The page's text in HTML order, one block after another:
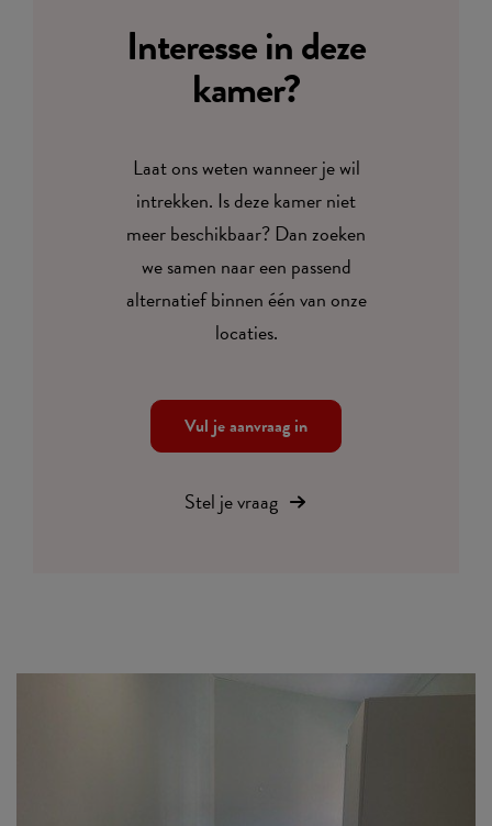
Interesse in deze
kamer?
Laat ons weten wanneer je wil
intrekken. Is deze kamer niet
meer beschikbaar? Dan zoeken
we samen naar een passend
alternatief binnen één van onze
locaties.
Vul je aanvraag in
Stel je vraag